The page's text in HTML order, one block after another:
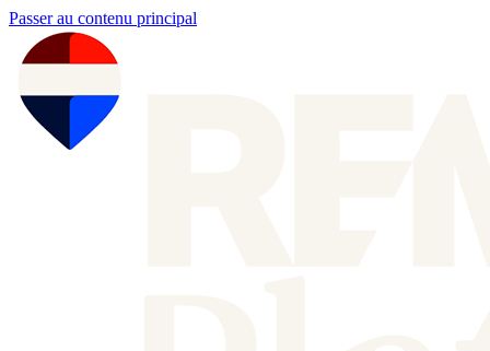
Passer au contenu principal